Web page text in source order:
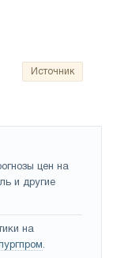
Источник
цен на
и другие
на
.